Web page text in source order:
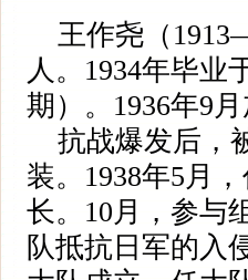
王作尧（
人。1934年毕业
期）。1936年9
抗战爆发后，
装。1938年5月
长。10月，参与
队抵抗日军的入